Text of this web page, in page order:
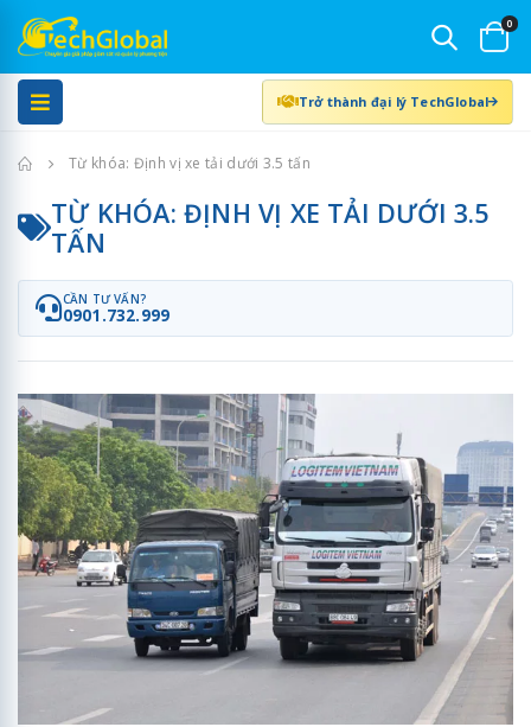
0
Trở thành đại lý TechGlobal
Trang chủTừ khóa: Định vị xe tải dưới 3.5 tấn
TỪ KHÓA: ĐỊNH VỊ XE TẢI DƯỚI 3.5
TẤN
CẦN TƯ VẤN?
0901.732.999